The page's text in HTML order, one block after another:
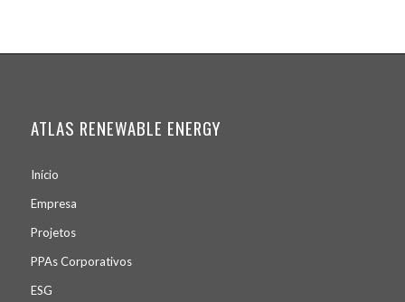
ATLAS RENEWABLE ENERGY
Início
Empresa
Projetos
PPAsCorporativos
ESG